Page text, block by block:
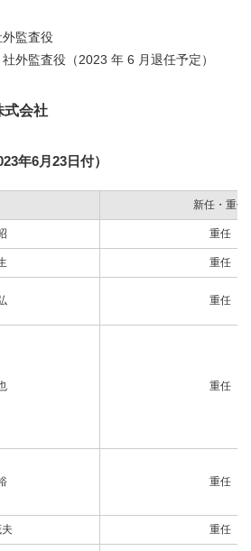
監査役
外監査役（2023 年 6 月退任予定）
式会社
年6月23日付）
新任・重任
重任
重任
重任
重任
重任
重任